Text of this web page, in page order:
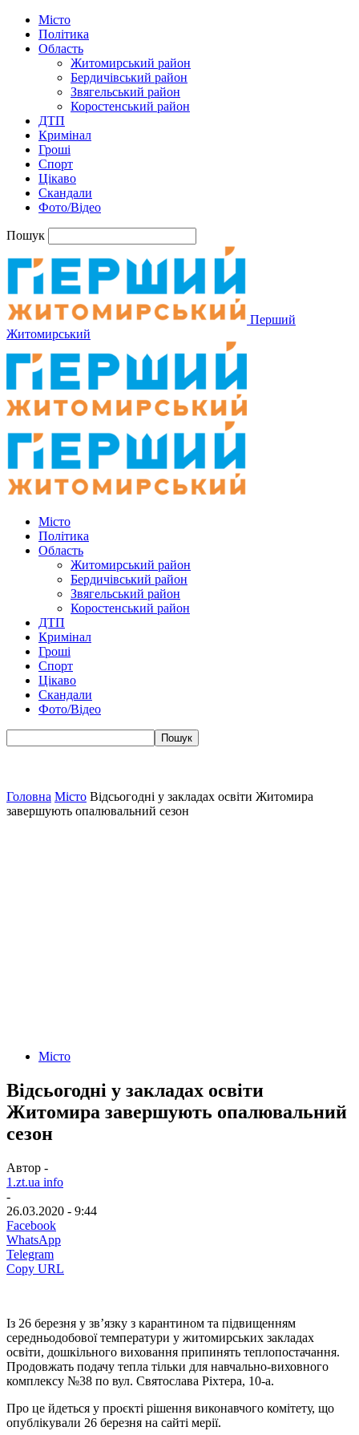
Місто
Політика
Область
Житомирський район
Бердичівський район
Звягельський район
Коростенський район
ДТП
Кримінал
Гроші
Спорт
Цікаво
Скандали
Фото/Відео
Пошук
Перший
Житомирський
Місто
Політика
Область
Житомирський район
Бердичівський район
Звягельський район
Коростенський район
ДТП
Кримінал
Гроші
Спорт
Цікаво
Скандали
Фото/Відео
Головна Місто Відсьогодні у закладах освіти Житомира
завершують опалювальний сезон
Місто
Відсьогодні у закладах освіти
Житомира завершують опалювальний
сезон
Автор -
1.zt.ua info
-
26.03.2020 - 9:44
Facebook
WhatsApp
Telegram
Copy URL
Із 26 березня у зв’язку з карантином та підвищенням
середньодобової температури у житомирських закладах
освіти, дошкільного виховання припинять теплопостачання.
Продовжать подачу тепла тільки для навчально-виховного
комплексу №38 по вул. Святослава Ріхтера, 10-а.
Про це йдеться у проєкті рішення виконавчого комітету, що
опублікували 26 березня на сайті мерії.